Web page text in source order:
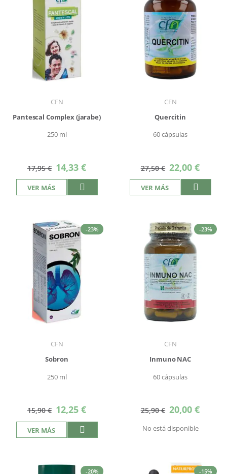
CFN
Pantescal Complex (jarabe)
250 ml
17,95 € Precio
especial
14,33 €
VER MÁS
CFN
Quercitin
60 cápsulas
27,50 € Precio
especial
22,00 €
VER MÁS
-23%
CFN
Sobron
250 ml
15,90 € Precio
especial
12,25 €
VER MÁS
-23%
CFN
Inmuno NAC
60 cápsulas
25,90 € Precio
especial
20,00 €
No está disponible
-20% -15%